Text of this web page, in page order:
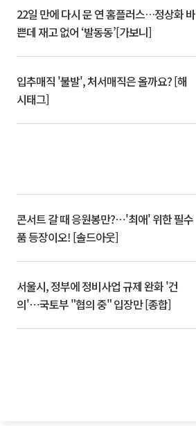
22일 만에 다시 문 연 홈플러스…정상화 바
쁜데 재고 없어 ‘발동동’[가보니]
입추매직 '불발', 처서매직은 올까요? [해
시태그]
콘서트 갈 때 응원봉만?⋯'최애' 위한 필수
품 등장이오! [솔드아웃]
서울시, 정부에 정비사업 규제 완화 '건
의'⋯국토부 "협의 중" 입장만 [종합]